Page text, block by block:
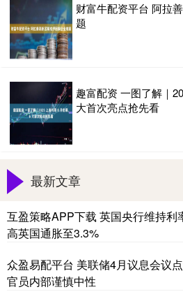
财富牛配资平台 阿拉
题
趣富配资 一图了解｜
大首次亮点抢先看
最新文章
互盈策略APP下载 英国央行维持利
高英国通胀至3.3%
众盈易配平台 美联储4月议息会议
官员内部谨慎中性